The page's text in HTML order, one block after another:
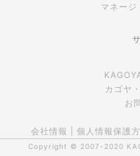
マネー
カゴヤ
お
会社情報 個人情報保護
Copyright © 2007-2020